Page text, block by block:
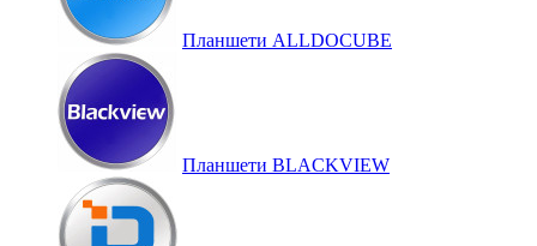
Планшети ALLDOCUBE
Планшети BLACKVIEW